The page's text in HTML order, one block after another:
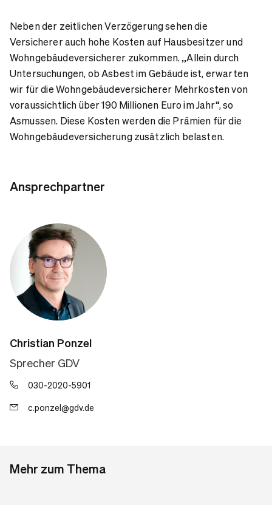
Neben der zeitlichen Verzögerung sehen die
Versicherer auch hohe Kosten auf Hausbesitzer und
Wohngebäudeversicherer zukommen. „Allein durch
Untersuchungen, ob Asbest im Gebäude ist, erwarten
wir für die Wohngebäudeversicherer Mehrkosten von
voraussichtlich über 190 Millionen Euro im Jahr“, so
Asmussen. Diese Kosten werden die Prämien für die
Wohngebäudeversicherung zusätzlich belasten.
Ansprechpartner
Christian Ponzel
Sprecher GDV
030-2020-5901
c.ponzel@gdv.de
Mehr zum Thema